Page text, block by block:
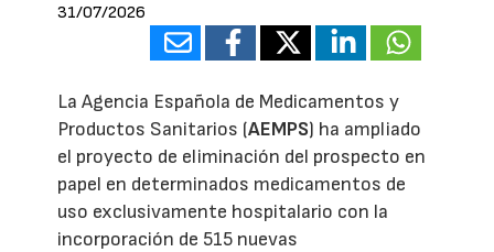
31/07/2026
La Agencia Española de Medicamentos y
Productos Sanitarios (AEMPS) ha ampliado
el proyecto de eliminación del prospecto en
papel en determinados medicamentos de
uso exclusivamente hospitalario con la
incorporación de 515 nuevas